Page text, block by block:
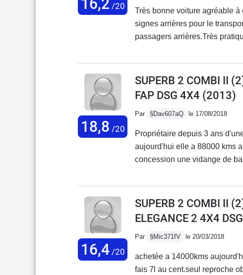
16,2 /20
Très bonne voiture agréable
signes arrières pour le
passagers arrières.Très
la vie.Sécurité accrue grâce à
bord pas très haut de gamme
18,8 /20
SUPERB 2 COMBI II
FAP DSG 4X4 (2013)
Par §Dav607aQ le 17/08/2018
Propriétaire depuis 3 ans
aujourd'hui elle a 88000 kms
concession une vidange de
5.comportement routier, un
route sur route enneigée.
16,4/20
SUPERB 2 COMBI II
ELEGANCE 2 4X4 DSG
Par §Mic371fV le 20/03/2018
achetée a 14000kms
fais 7l au cent.seul reproche